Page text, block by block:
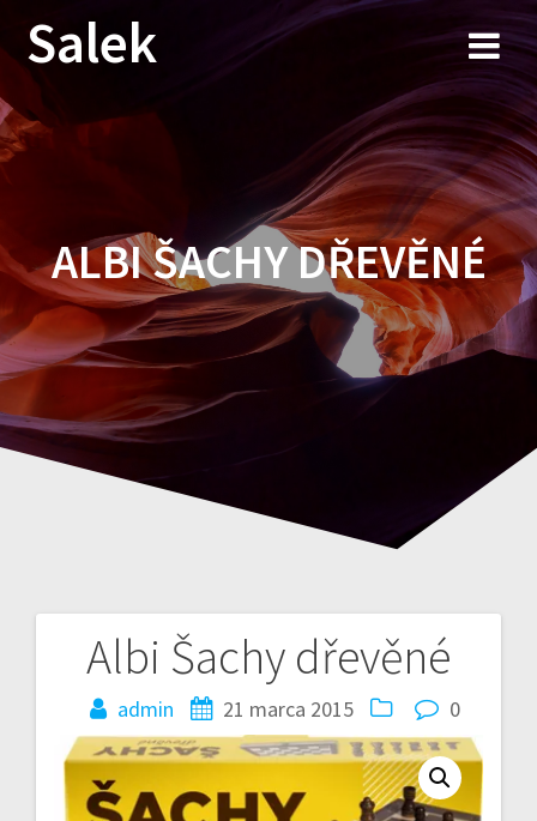
Przejdź
do
Salek
ALBI ŠACHY DŘEVĚNÉ
Albi Šachy dřevěné
admin 21 marca 2015 0
Nawigacja
wpisu